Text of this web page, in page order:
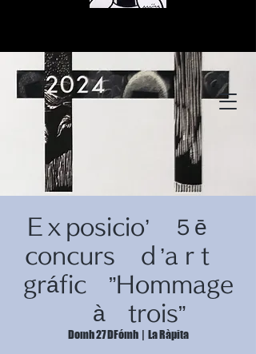
© Copyright
© Copyright
Eｘposicio’ ５ē
concurs ｄ’aｒt
gráfic ”Hommage
à trois”
Domh 27 DFómh
  |
La Ràpita